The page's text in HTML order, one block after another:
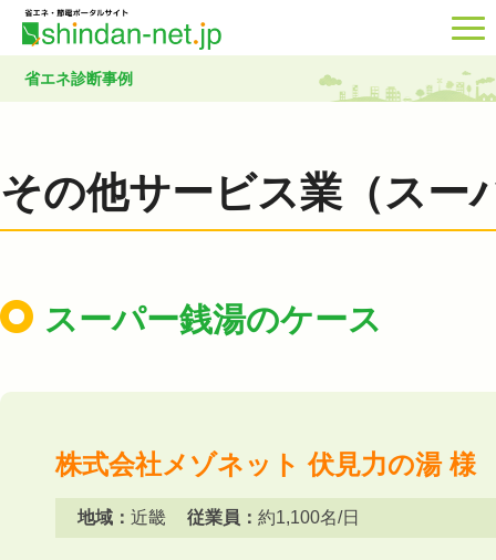
省エネ診断事例
その他サービス業（スー
スーパー銭湯のケース
株式会社メゾネット 伏見力の湯 様
地域： 近畿 従業員： 約1,100名/日